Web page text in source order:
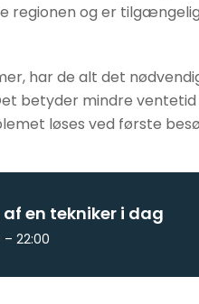
regionen og er
har de alt det
betyder mindre ventetid
løses ved første
en tekniker i dag
22:00